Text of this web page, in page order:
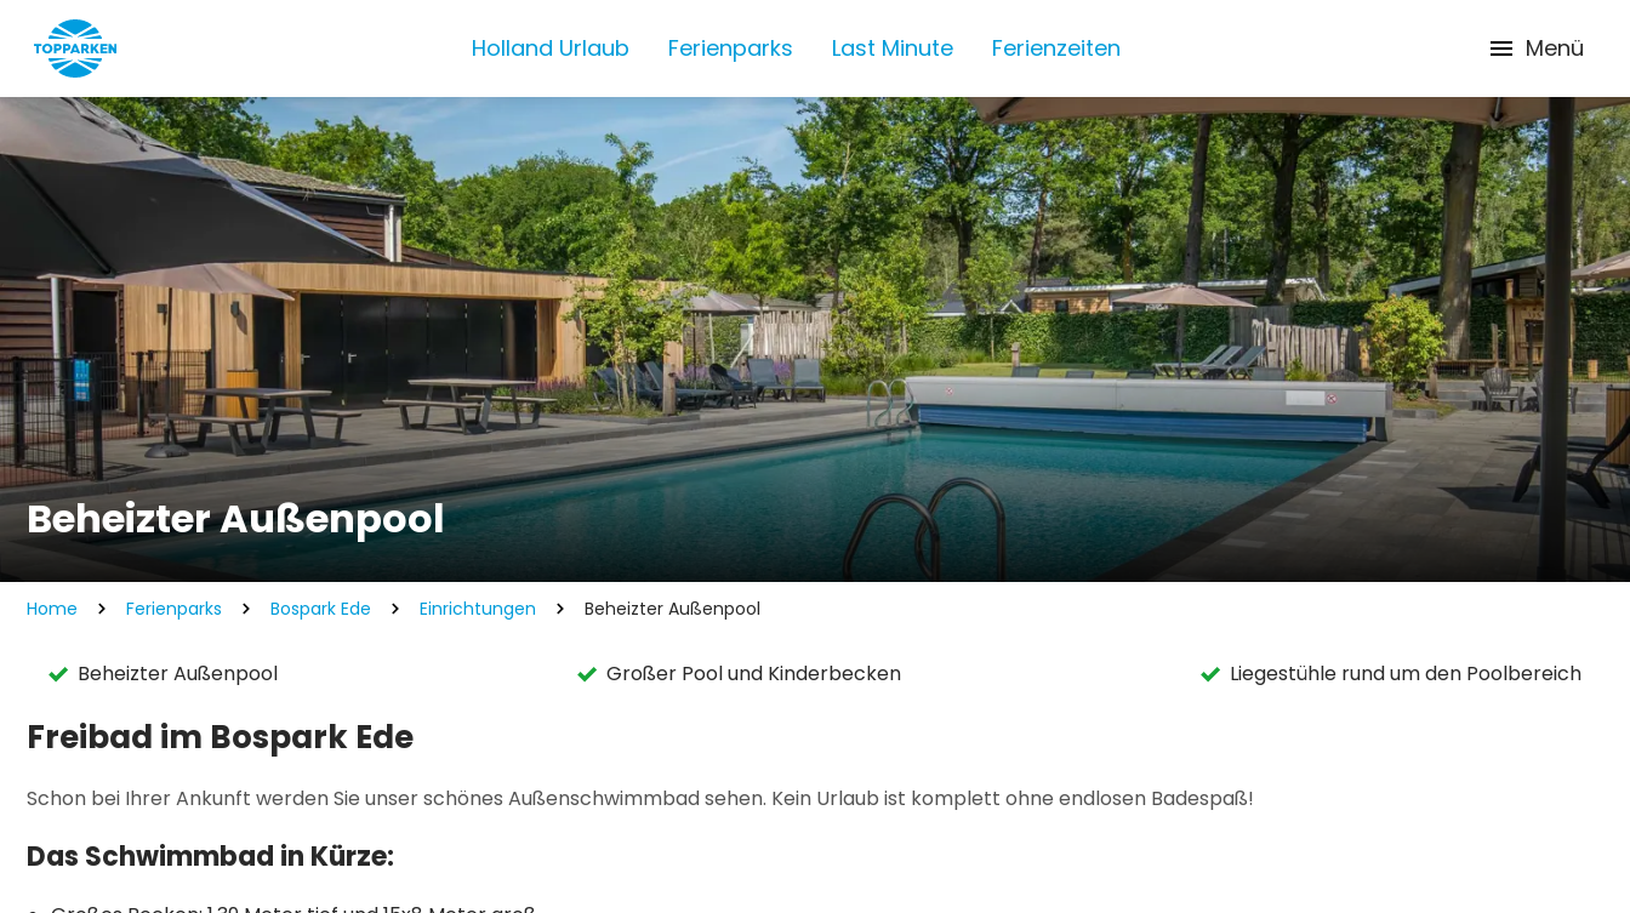
Holland Urlaub Ferienparks Last Minute Ferienzeiten Menü
Beheizter Außenpool
Home Ferienparks Bospark Ede Einrichtungen Beheizter Außenpool
Beheizter Außenpool Großer Pool und Kinderbecken Liegestühle rund um den Poolbereich
Freibad im Bospark Ede
Schon bei Ihrer Ankunft werden Sie unser schönes Außenschwimmbad sehen. Kein Urlaub ist komplett ohne endlosen Badespaß!
Das Schwimmbad in Kürze: